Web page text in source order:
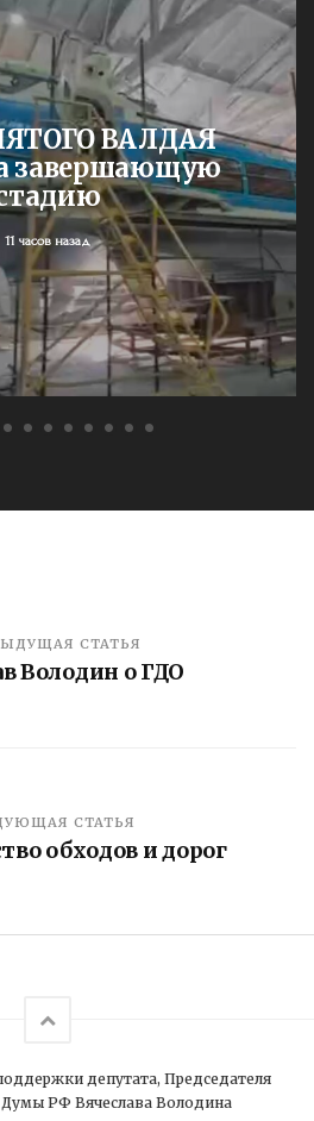
ВАЛДАЯ
завершающую
11 часов назад
СТАТЬЯ
Володин о ГДО
СТАТЬЯ
обходов и дорог
депутата, Председателя
Думы РФ Вячеслава Володина